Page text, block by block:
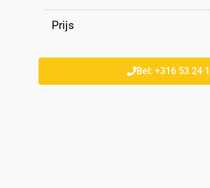
Prijs
Bel: +316 53 24